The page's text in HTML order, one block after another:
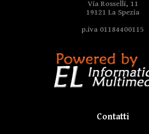
Via Rosselli, 11
19121 La Spezia
p.iva 01184400115
Contatti